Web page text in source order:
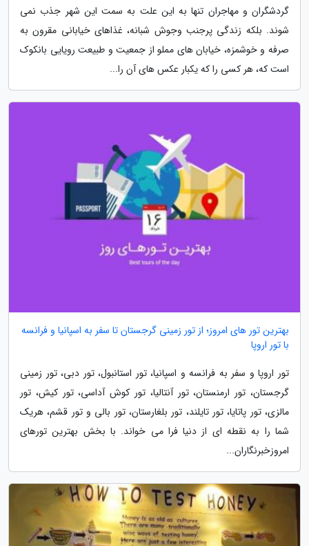
گردشگران و مهاجران تنها به این علت به سمت این شهر جذب نمی
شوند. بلکه زندگی پرجنب وجوش شبانه، غذاهای خیابانی مقرون به
صرفه و خوشمزه، خیابان های مملو از جمعیت و طبیعت رویایی بانکوک
است که، هر کسی را که یکبار عکس های آن را...
بهترین تور های امروز؛ از تور زمینی گرجستان تا سفر به اسپانیا و فرانسه
با تور اروپا
تور اروپا و سفر به فرانسه و اسپانیا، تور استانبول، تور دبی، تور زمینی
گرجستان، تور ارمنستان، تور آنتالیا، تور کوش آداسی، تور کیش، تور
مالزی، تور پاتایا، تور تایلند، تور بلغارستان، تور بالی و تور قشم، هریک
شما را به نقطه ای از دنیا فرا می خواند. با بخش بهترین تورهای
امروزخبرنگاران...